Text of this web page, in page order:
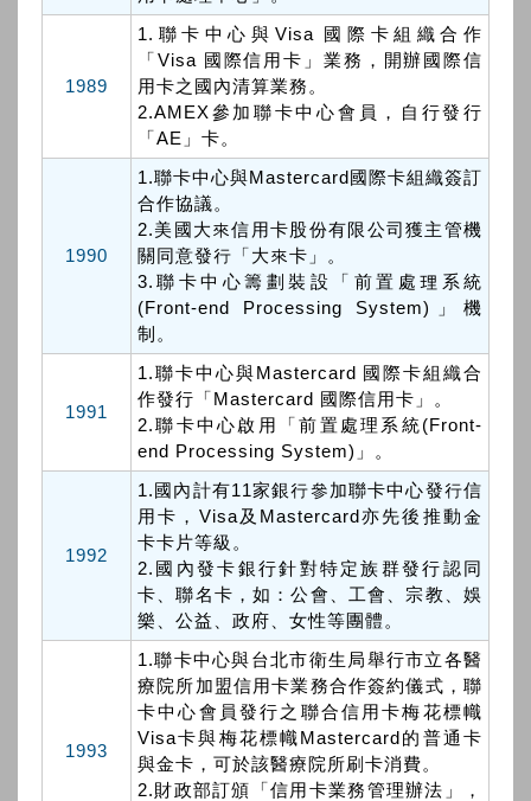
1989
1.聯卡中心與Visa 國際卡組織合作
「Visa 國際信用卡」業務，開辦國際信
用卡之國內清算業務。
2.AMEX參加聯卡中心會員，自行發行
「AE」卡。
1990
1.聯卡中心與Mastercard國際卡組織簽訂
合作協議。
2.美國大來信用卡股份有限公司獲主管機
關同意發行「大來卡」。
3.聯卡中心籌劃裝設「前置處理系統
(Front-end Processing System)」機
制。
1991
1.聯卡中心與Mastercard 國際卡組織合
作發行「Mastercard 國際信用卡」。
2.聯卡中心啟用「前置處理系統(Front-
end Processing System)」。
1992
1.國內計有11家銀行參加聯卡中心發行信
用卡，Visa及Mastercard亦先後推動金
卡卡片等級。
2.國內發卡銀行針對特定族群發行認同
卡、聯名卡，如：公會、工會、宗教、娛
樂、公益、政府、女性等團體。
1993
1.聯卡中心與台北市衛生局舉行市立各醫
療院所加盟信用卡業務合作簽約儀式，聯
卡中心會員發行之聯合信用卡梅花標幟
Visa卡與梅花標幟Mastercard的普通卡
與金卡，可於該醫療院所刷卡消費。
2.財政部訂頒「信用卡業務管理辦法」，